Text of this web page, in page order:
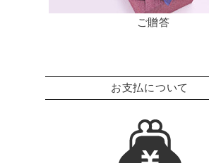
ご贈答
お支払について